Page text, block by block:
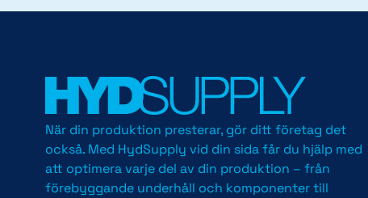
När din produktion presterar, gör ditt företag det
också. Med HydSupply vid din sida får du hjälp med
att optimera varje del av din produktion – från
förebyggande underhåll och komponenter till